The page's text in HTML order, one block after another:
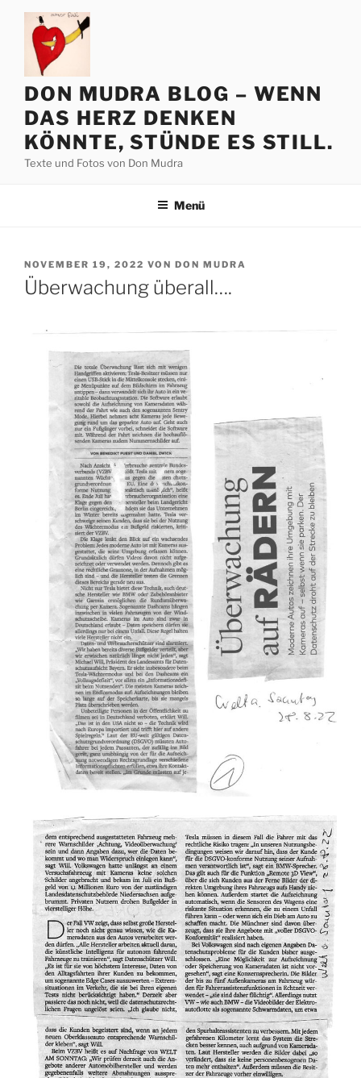
Zum
springen
DON MUDRA BLOG – WENN
DAS HERZ DENKEN
KÖNNTE, STÜNDE ES STILL.
Texte und Fotos von Don Mudra
Menü
VERÖFFENTLICHT
AM
NOVEMBER 19, 2022 VON DON MUDRA
Überwachung überall….